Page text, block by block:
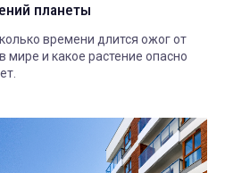
планеты
времени длится ожог от
мире и какое растение опасно